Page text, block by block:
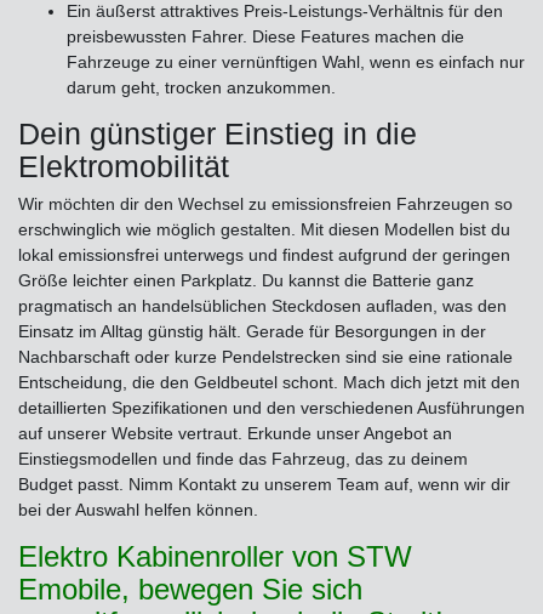
Ein äußerst attraktives Preis-Leistungs-Verhältnis für den
preisbewussten Fahrer. Diese Features machen die
Fahrzeuge zu einer vernünftigen Wahl, wenn es einfach nur
darum geht, trocken anzukommen.
Dein günstiger Einstieg in die
Elektromobilität
Wir möchten dir den Wechsel zu emissionsfreien Fahrzeugen so
erschwinglich wie möglich gestalten. Mit diesen Modellen bist du
lokal emissionsfrei unterwegs und findest aufgrund der geringen
Größe leichter einen Parkplatz. Du kannst die Batterie ganz
pragmatisch an handelsüblichen Steckdosen aufladen, was den
Einsatz im Alltag günstig hält. Gerade für Besorgungen in der
Nachbarschaft oder kurze Pendelstrecken sind sie eine rationale
Entscheidung, die den Geldbeutel schont. Mach dich jetzt mit den
detaillierten Spezifikationen und den verschiedenen Ausführungen
auf unserer Website vertraut. Erkunde unser Angebot an
Einstiegsmodellen und finde das Fahrzeug, das zu deinem
Budget passt. Nimm Kontakt zu unserem Team auf, wenn wir dir
bei der Auswahl helfen können.
Elektro Kabinenroller von STW
Emobile, bewegen Sie sich